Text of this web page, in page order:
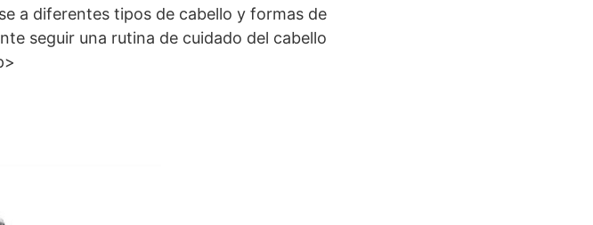
a diferentes tipos de cabello y formas de
seguir una rutina de cuidado del cabello